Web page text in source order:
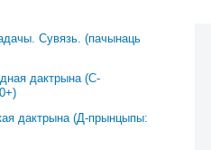
Сувязь. (пачынаць
дактрына (С-
дактрына (Д-прынцыпы: